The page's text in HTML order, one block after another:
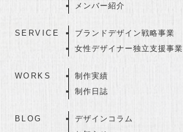
メンバー紹介
SERVICE
ブランドデザイン戦略事業
女性デザイナー独立支援事業
WORKS
制作実績
制作日誌
BLOG
デザインコラム